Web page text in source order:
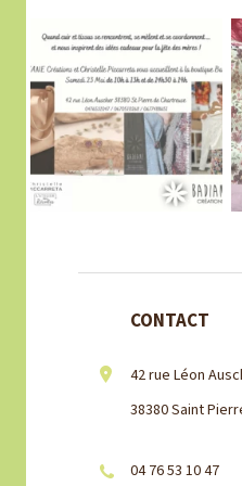
CONTACT
42 rue Léon
38380 Saint
04 76 53 10 47